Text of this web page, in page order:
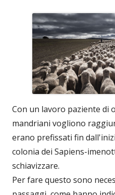
Con un lavoro paziente di
mandriani vogliono
erano prefissati fin
colonia dei Sapiens-
schiavizzare.
Per fare questo sono